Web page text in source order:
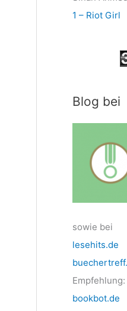
1 – Riot Girl
Blog bei
sowie bei
lesehits.de
Empfehlung:
bookbot.de